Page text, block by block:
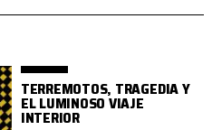
TERREMOTOS, TRAGEDIA Y
EL LUMINOSO VIAJE
INTERIOR